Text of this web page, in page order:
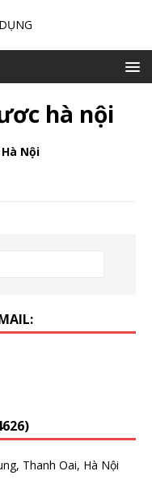
hà nội
Nội
Thanh Oai, Hà Nội